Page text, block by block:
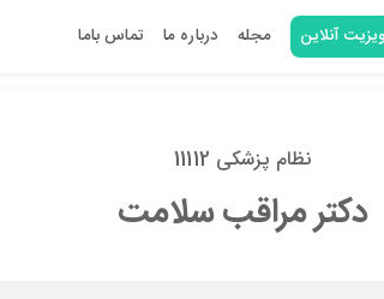
ویزیت آنلاین مجله درباره ما تماس باما
نظام پزشکی 11112
دکتر مراقب سلامت